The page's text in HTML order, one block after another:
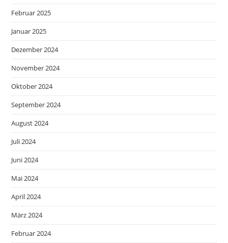
Februar 2025
Januar 2025
Dezember 2024
November 2024
Oktober 2024
September 2024
August 2024
Juli 2024
Juni 2024
Mai 2024
April 2024
März 2024
Februar 2024